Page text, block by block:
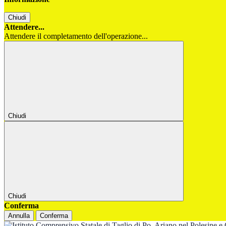
Chiudi
Attendere...
Attendere il completamento dell'operazione...
Chiudi
Chiudi
Conferma
Annulla Conferma